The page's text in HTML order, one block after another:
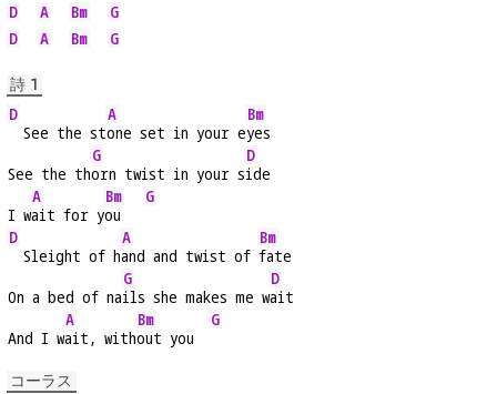
D A Bm
G
D
A Bm G
詩 1
D
  See the st
A
one set in your e
Bm
yes
See the th
G
orn twist in your s
D
ide
I w
A
ait for y
Bm
ou
G
D
  Sleight of h
A
and and twist of
Bm
fate
On a bed of na
G
ils she makes me w
D
ait
And I w
A
ait, with
Bm
out you
G
コーラス